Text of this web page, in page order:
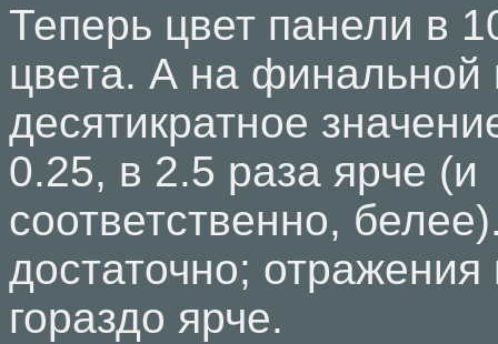
Теперь цвет панели в
цвета. А на финальной
десятикратное
0.25, в 2.5 раза ярче (и
соответственно,
достаточно; отражения
гораздо ярче.